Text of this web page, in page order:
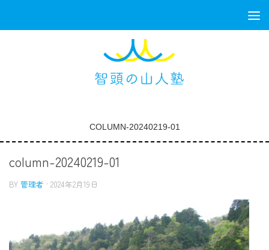
COLUMN-20240219-01
column-20240219-01
BY 管理者 · 2024年2月19日